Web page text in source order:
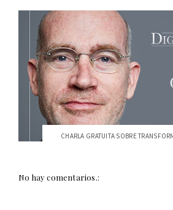
CHARLA GRATUITA SOBRE
No hay comentarios.: